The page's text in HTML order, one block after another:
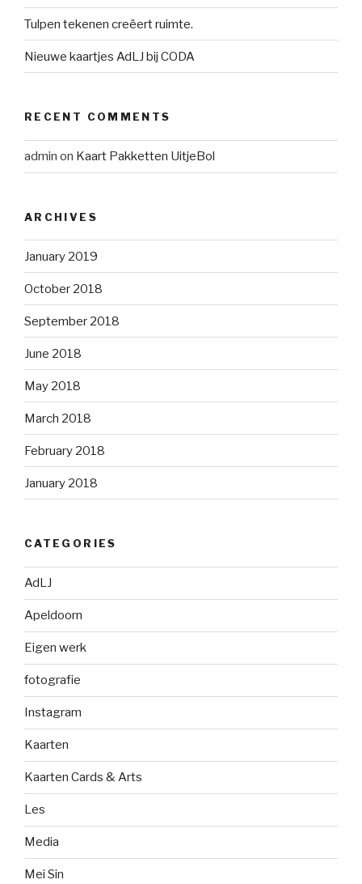
Tulpen tekenen creëert ruimte.
Nieuwe kaartjes AdLJ bij CODA
RECENT COMMENTS
admin on Kaart Pakketten UitjeBol
ARCHIVES
January 2019
October 2018
September 2018
June 2018
May 2018
March 2018
February 2018
January 2018
CATEGORIES
AdLJ
Apeldoorn
Eigen werk
fotografie
Instagram
Kaarten
Kaarten Cards & Arts
Les
Media
Mei Sin